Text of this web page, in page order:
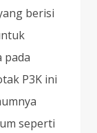
berisi
pada
P3K ini
seperti